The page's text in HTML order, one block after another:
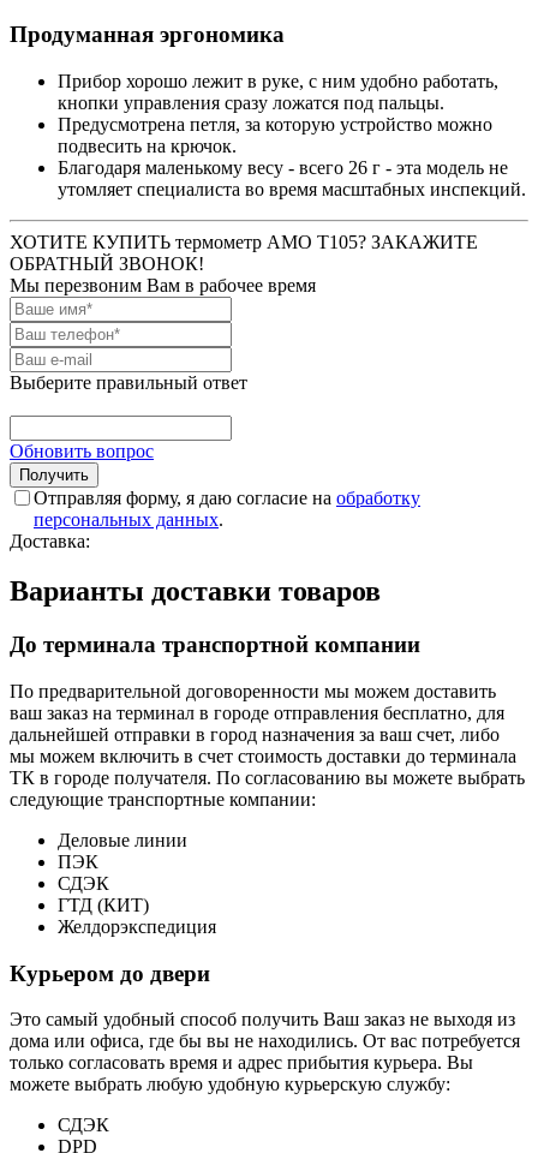
Продуманная эргономика
Прибор хорошо лежит в руке, с ним удобно работать,
кнопки управления сразу ложатся под пальцы.
Предусмотрена петля, за которую устройство можно
подвесить на крючок.
Благодаря маленькому весу - всего 26 г - эта модель не
утомляет специалиста во время масштабных инспекций.
ХОТИТЕ КУПИТЬ термометр AMO T105? ЗАКАЖИТЕ
ОБРАТНЫЙ ЗВОНОК!
Мы перезвоним Вам в рабочее время
Выберите правильный ответ
Обновить вопрос
Отправляя форму, я даю согласие на обработку
персональных данных.
Доставка:
Варианты доставки товаров
До терминала транспортной компании
По предварительной договоренности мы можем доставить
ваш заказ на терминал в городе отправления бесплатно, для
дальнейшей отправки в город назначения за ваш счет, либо
мы можем включить в счет стоимость доставки до терминала
ТК в городе получателя. По согласованию вы можете выбрать
следующие транспортные компании:
Деловые линии
ПЭК
СДЭК
ГТД (КИТ)
Желдорэкспедиция
Курьером до двери
Это самый удобный способ получить Ваш заказ не выходя из
дома или офиса, где бы вы не находились. От вас потребуется
только согласовать время и адрес прибытия курьера. Вы
можете выбрать любую удобную курьерскую службу:
СДЭК
DPD